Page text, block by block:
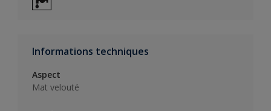
Informations techniques
Aspect
Mat velouté